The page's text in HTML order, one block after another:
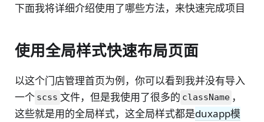
下面我将详细介绍使用了哪些方法，来快速完成项目
使用全局样式快速布局页面
以这个门店管理首页为例，你可以看到我并没有导入
一个 scss 文件，但是我使用了很多的 className ，
这些就是用的全局样式，这全局样式都是duxapp模